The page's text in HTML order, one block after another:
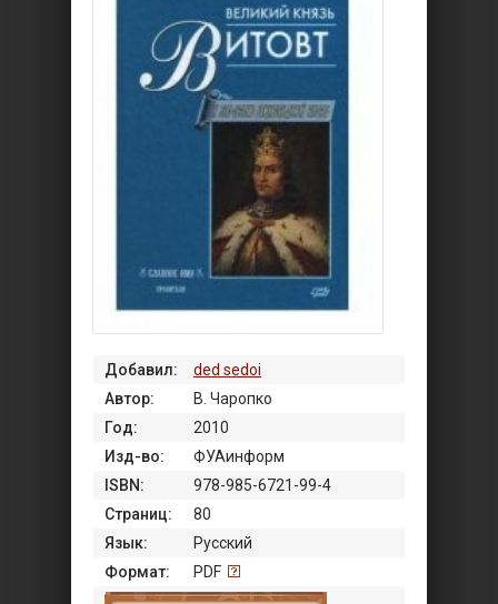
Добавил:
ded sedoi
Автор:
В. Чаропко
Год:
2010
Изд-во:
ФУАинформ
ISBN:
978-985-6721-99-4
Страниц:
80
Язык:
Русский
Формат:
PDF